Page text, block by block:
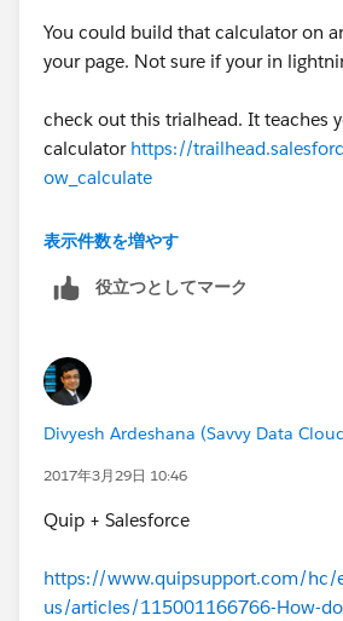
You could build that calculator on
your page. Not sure if your in
check out this trialhead. It teaches
calculator https://
ow_calculate
figured you could take it and adjust
表示件数を増やす
役立つとしてマーク
Divyesh Ardeshana (Savvy Data
2017年3月29日 10:46
Quip + Salesforce
https://www.quipsupport.com/hc/
us/articles/115001166766-How-